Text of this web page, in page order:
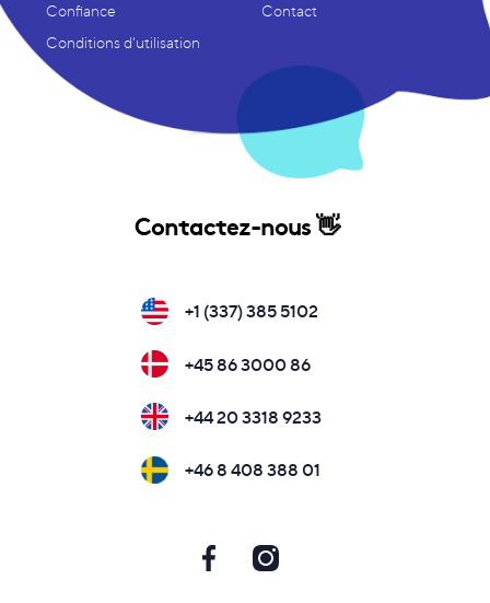
Confiance
Conditions d'utilisation
Contact
Contactez-nous 👋
+1 (337) 385 5102
+45 86 3000 86
+44 20 3318 9233
+46 8 408 388 01